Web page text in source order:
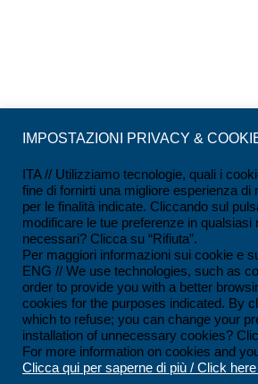
IMPOSTAZIONI PRIVACY &
ITA // Utilizziamo tecnologie, quali i
fine di fornirti una migliore esperienza
per le finalità indicate. Cliccando sul
modificare le tue preferenze in
necessari? Clicca su “Rifiuta”.
Per maggiori informazioni sui cookie e
ENG // We use technologies, such as
order to provide you with a better
cookies for the purposes indicated. By
which to refuse; you can change your
installation of unnecessary cookies?
For more information on cookies and
Clicca qui per saperne di più / Click